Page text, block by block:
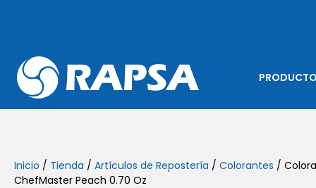
Inicio / Tienda / Artículos de Repostería / Colorantes /
ChefMaster Peach 0.70 Oz